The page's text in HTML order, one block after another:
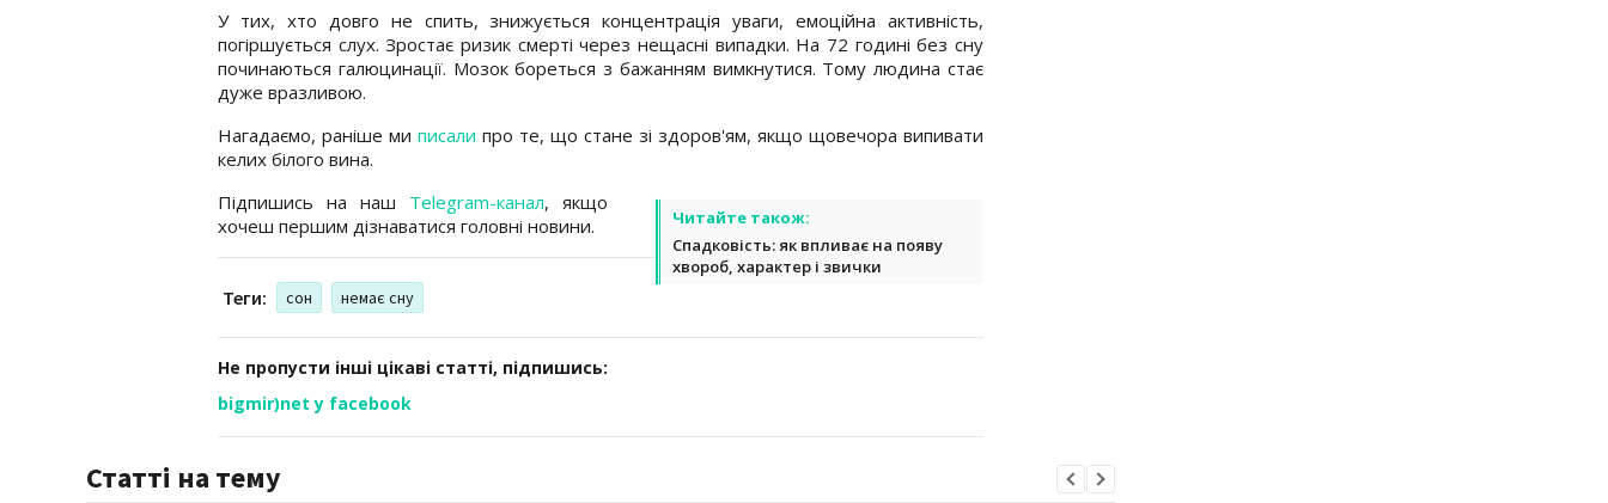
У тих, хто довго не спить, знижується концентрація уваги, емоційна активність,
погіршується слух. Зростає ризик смерті через нещасні випадки. На 72 годині без сну
починаються галюцинації. Мозок бореться з бажанням вимкнутися. Тому людина стає
дуже вразливою.
Нагадаємо, раніше ми писали про те, що стане зі здоров'ям, якщо щовечора випивати
келих білого вина.
Читайте також:
Спадковість: як впливає на появу
хвороб, характер і звички
Підпишись на наш Telegram-канал, якщо
хочеш першим дізнаватися головні новини.
Теги: сон немає сну
Не пропусти інші цікаві статті, підпишись:
bigmir)net у facebook
Статті на тему